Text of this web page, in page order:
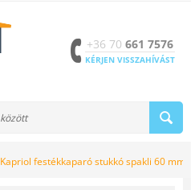
+36 70 661 7576
KÉRJEN VISSZAHÍVÁST
Kapriol festékkaparó stukkó spakli 60 mm,